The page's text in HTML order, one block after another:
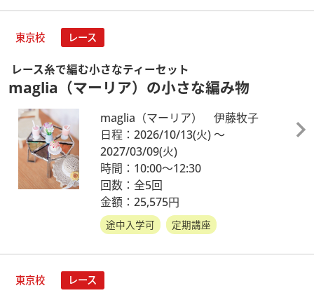
東京校 レース
レース糸で編む小さなティーセット
maglia（マーリア）の小さな編み物
maglia（マーリア） 伊藤牧子
日程：2026/10/13(火)～
2027/03/09(火)
時間：10:00～12:30
回数：全5回
金額：25,575円
途中入学可 定期講座
東京校 レース